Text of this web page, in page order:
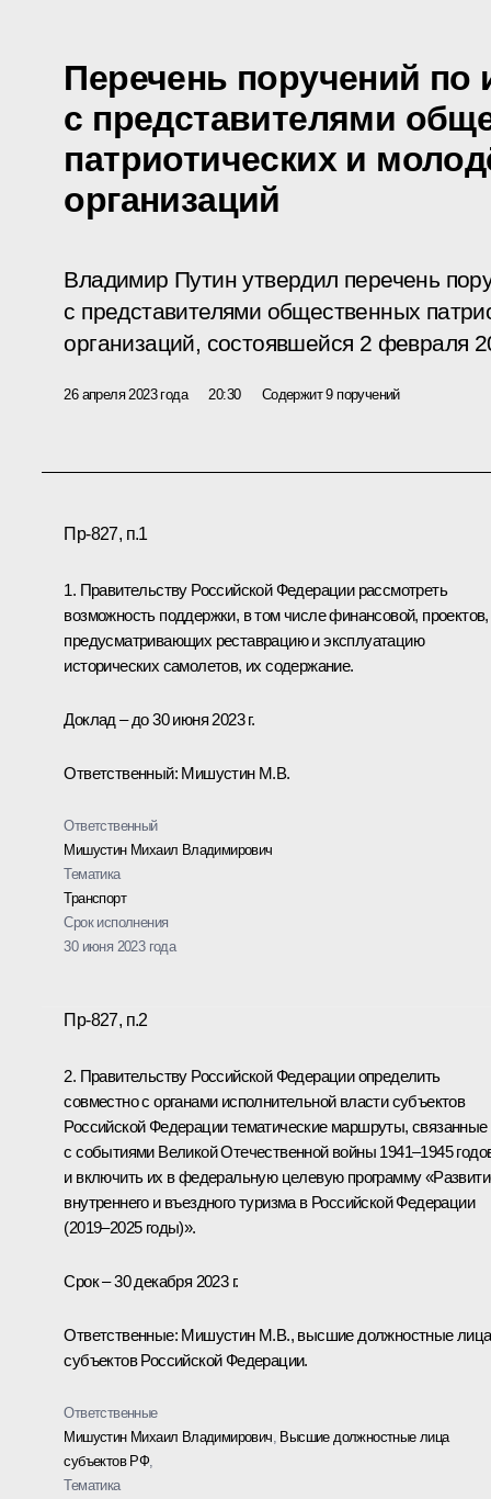
Перечень поручений по
с представителями
патриотических и
организаций
Владимир Путин утвердил перечень
с представителями общественных
организаций, состоявшейся 2 февраля
26 апреля 2023 года 20:30 Содержит 9 поручений
Пр-827, п.1
1. Правительству Российской Федерации рассмотреть
возможность поддержки, в том числе финансовой, проектов,
предусматривающих реставрацию и эксплуатацию
исторических самолетов, их содержание.
Доклад – до 30 июня 2023 г.
Ответственный: Мишустин М.В.
Ответственный
Мишустин Михаил Владимирович
Тематика
Транспорт
Срок исполнения
30 июня 2023 года
Пр-827, п.2
2. Правительству Российской Федерации определить
совместно с органами исполнительной власти субъектов
Российской Федерации тематические маршруты, связанные
с событиями Великой Отечественной войны 1941–1945
и включить их в федеральную целевую программу
внутреннего и въездного туризма в Российской Федерации
(2019–2025 годы)».
Срок – 30 декабря 2023 г.
Ответственные: Мишустин М.В., высшие должностные лица
субъектов Российской Федерации.
Ответственные
Мишустин Михаил Владимирович Высшие должностные лица
субъектов РФ,
Тематика